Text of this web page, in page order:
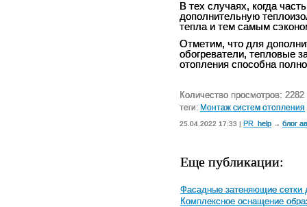
В тех случаях, когда
дополнительную
тепла и тем самым
Отметим, что для
обогреватели, тепловые
отопления способна
Количество просмотров: 2282
теги: Монтаж систем отопления
25.04.2022 17:33 | PR_help → блог
Еще публикации:
Фасадные затеняющие сетки
Комплексное оснащение